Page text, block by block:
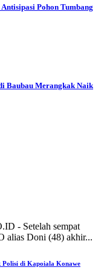
Pohon Tumbang
Baubau Merangkak Naik
- Setelah sempat
alias Doni (48) akhir...
Polisi di Kapoiala Konawe